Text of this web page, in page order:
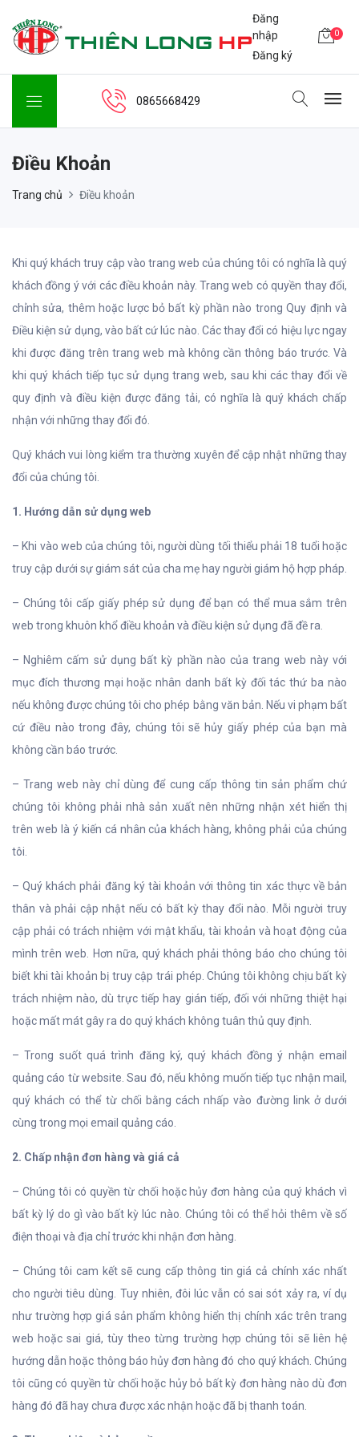
Đăng
nhập
Đăng ký
0
0865668429
Điều Khoản
Trang chủ Điều khoản
Khi quý khách truy cập vào trang web của chúng tôi có nghĩa là quý
khách đồng ý với các điều khoản này. Trang web có quyền thay đổi,
chỉnh sửa, thêm hoặc lược bỏ bất kỳ phần nào trong Quy định và
Điều kiện sử dụng, vào bất cứ lúc nào. Các thay đổi có hiệu lực ngay
khi được đăng trên trang web mà không cần thông báo trước. Và
khi quý khách tiếp tục sử dụng trang web, sau khi các thay đổi về
quy định và điều kiện được đăng tải, có nghĩa là quý khách chấp
nhận với những thay đổi đó.
Quý khách vui lòng kiểm tra thường xuyên để cập nhật những thay
đổi của chúng tôi.
1. Hướng dẫn sử dụng web
– Khi vào web của chúng tôi, người dùng tối thiểu phải 18 tuổi hoặc
truy cập dưới sự giám sát của cha mẹ hay người giám hộ hợp pháp.
– Chúng tôi cấp giấy phép sử dụng để bạn có thể mua sắm trên
web trong khuôn khổ điều khoản và điều kiện sử dụng đã đề ra.
– Nghiêm cấm sử dụng bất kỳ phần nào của trang web này với
mục đích thương mại hoặc nhân danh bất kỳ đối tác thứ ba nào
nếu không được chúng tôi cho phép bằng văn bản. Nếu vi phạm bất
cứ điều nào trong đây, chúng tôi sẽ hủy giấy phép của bạn mà
không cần báo trước.
– Trang web này chỉ dùng để cung cấp thông tin sản phẩm chứ
chúng tôi không phải nhà sản xuất nên những nhận xét hiển thị
trên web là ý kiến cá nhân của khách hàng, không phải của chúng
tôi.
– Quý khách phải đăng ký tài khoản với thông tin xác thực về bản
thân và phải cập nhật nếu có bất kỳ thay đổi nào. Mỗi người truy
cập phải có trách nhiệm với mật khẩu, tài khoản và hoạt động của
mình trên web. Hơn nữa, quý khách phải thông báo cho chúng tôi
biết khi tài khoản bị truy cập trái phép. Chúng tôi không chịu bất kỳ
trách nhiệm nào, dù trực tiếp hay gián tiếp, đối với những thiệt hại
hoặc mất mát gây ra do quý khách không tuân thủ quy định.
– Trong suốt quá trình đăng ký, quý khách đồng ý nhận email
quảng cáo từ website. Sau đó, nếu không muốn tiếp tục nhận mail,
quý khách có thể từ chối bằng cách nhấp vào đường link ở dưới
cùng trong mọi email quảng cáo.
2. Chấp nhận đơn hàng và giá cả
– Chúng tôi có quyền từ chối hoặc hủy đơn hàng của quý khách vì
bất kỳ lý do gì vào bất kỳ lúc nào. Chúng tôi có thể hỏi thêm về số
điện thoại và địa chỉ trước khi nhận đơn hàng.
– Chúng tôi cam kết sẽ cung cấp thông tin giá cả chính xác nhất
cho người tiêu dùng. Tuy nhiên, đôi lúc vẫn có sai sót xảy ra, ví dụ
như trường hợp giá sản phẩm không hiển thị chính xác trên trang
web hoặc sai giá, tùy theo từng trường hợp chúng tôi sẽ liên hệ
hướng dẫn hoặc thông báo hủy đơn hàng đó cho quý khách. Chúng
tôi cũng có quyền từ chối hoặc hủy bỏ bất kỳ đơn hàng nào dù đơn
hàng đó đã hay chưa được xác nhận hoặc đã bị thanh toán.